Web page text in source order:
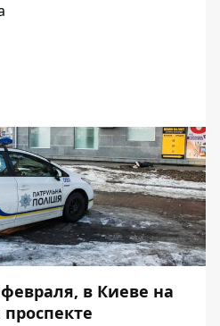
в Киеве на